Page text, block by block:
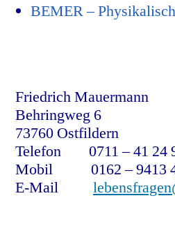
BEMER –
Friedrich Mauermann
Behringweg 6
73760 Ostfildern
Telefon 0711 – 41 24
Mobil 0162 – 9413
E-Mail